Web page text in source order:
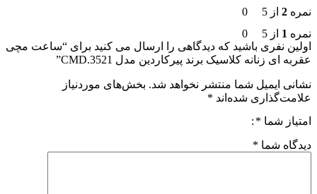
نمره 2 از 5
0
نمره 1 از 5 0
اولین نفری باشید که دیدگاهی را ارسال می کنید برای “ساعت مچی
عقربه ای زنانه کلاسیک برند پیرکاردین مدل CMD.3521”
نشانی ایمیل شما منتشر نخواهد شد. بخش‌های موردنیاز
علامت‌گذاری شده‌اند *
امتیاز شما *
دیدگاه شما *